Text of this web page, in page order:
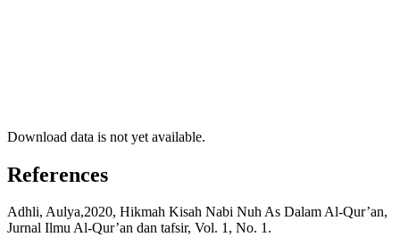
Download data is not yet available.
References
Adhli, Aulya,2020, Hikmah Kisah Nabi Nuh As Dalam Al-Qur’an,
Jurnal Ilmu Al-Qur’an dan tafsir, Vol. 1, No. 1.